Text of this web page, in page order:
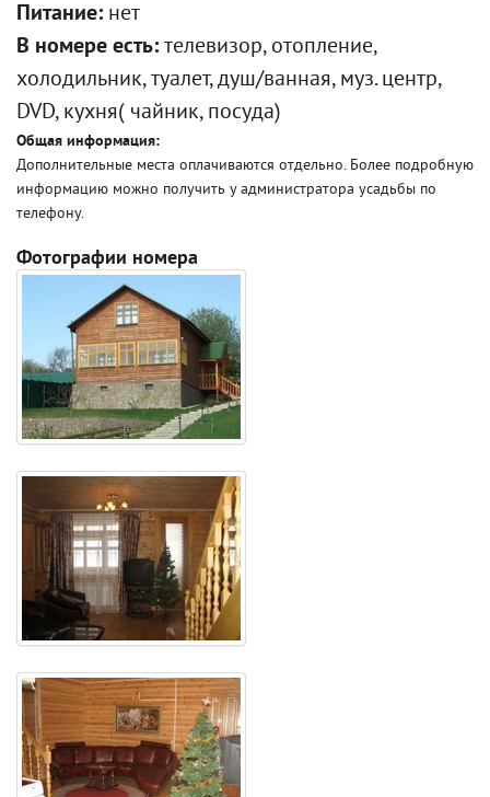
Питание: нет
В номере есть: телевизор, отопление,
холодильник, туалет, душ/ванная, муз. центр,
DVD, кухня( чайник, посуда)
Общая информация:
Дополнительные места оплачиваются отдельно. Более подробную
информацию можно получить у администратора усадьбы по
телефону.
Фотографии номера